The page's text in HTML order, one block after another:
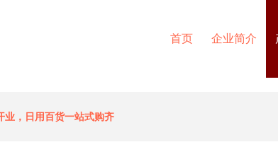
首页 企业简介
业，日用百货一站式购齐